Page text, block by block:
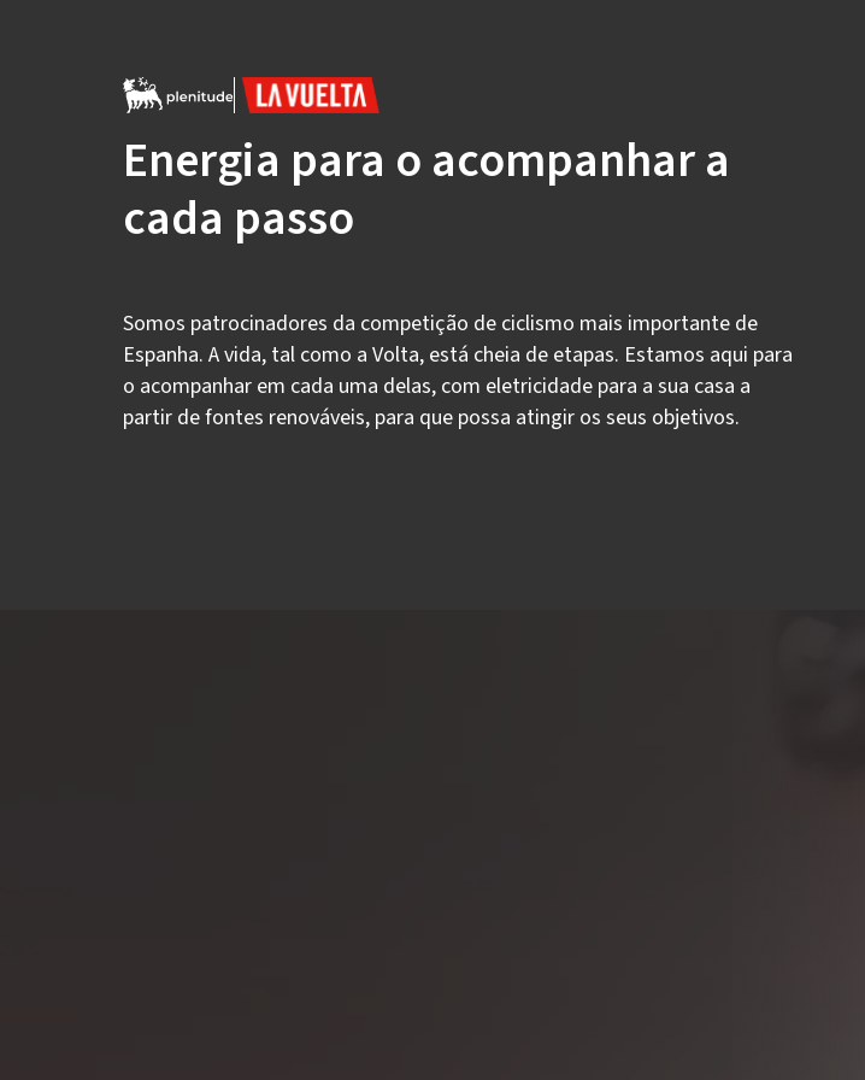
Energia para o acompanhar a
cada passo
Somos patrocinadores da competição de ciclismo mais importante de
Espanha. A vida, tal como a Volta, está cheia de etapas. Estamos aqui para
o acompanhar em cada uma delas, com eletricidade para a sua casa a
partir de fontes renováveis, para que possa atingir os seus objetivos.